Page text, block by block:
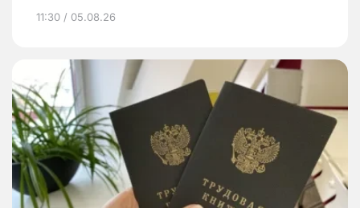
11:30 / 05.08.26